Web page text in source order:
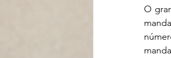
O